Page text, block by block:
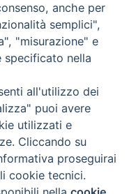
0933.820590 e-mail:
anche per
semplici",
"misurazione" e
nella
all'utilizzo dei
puoi avere
utilizzati e
Cliccando su
proseguirai
cookie tecnici.